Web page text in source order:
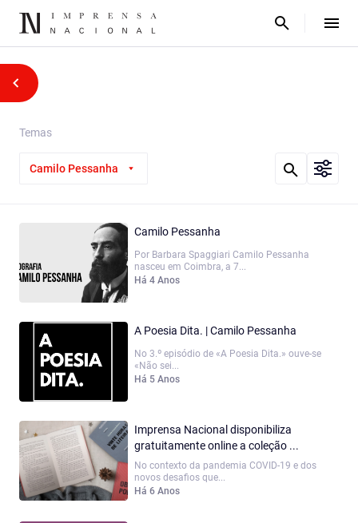
Temas
Camilo Pessanha
Camilo Pessanha
Por Barbara Spaggiari Camilo Pessanha
nasceu em Coimbra, a 7...
Há 4 Anos
A Poesia Dita. | Camilo Pessanha
No 3.º episódio de «A Poesia Dita.» ouve-se
«Não sei...
Há 5 Anos
Imprensa Nacional disponibiliza
gratuitamente online a coleção ...
No contexto da pandemia COVID-19 e dos
novos desafios que...
Há 6 Anos